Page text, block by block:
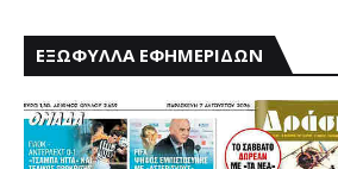
ΕΞΩΦΥΛΛΑ ΕΦΗΜΕΡΙΔΩΝ